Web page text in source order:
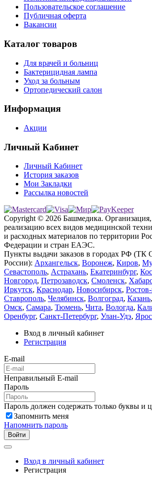
Пользовательское соглашение
Публичная оферта
Вакансии
Каталог товаров
Для врачей и больниц
Бактерицидная лампа
Уход за больным
Ортопедический салон
Информация
Акции
Личный Кабинет
Личный Кабинет
История заказов
Мои Закладки
Рассылка новостей
Copyright © 2026 Башмедика.
реализацию всех видов медицинской
и расходных материалов по территории
Федерации и стран ЕАЭС.
Пункты выдачи заказов в городах РФ
России): Архангельск, Воронеж, Киров,
Севастополь, Астрахань, Екатеринбург,
Новгород, Петрозаводск, Смоленск,
Иркутск, Краснодар, Новосибирск,
Ставрополь, Челябинск, Волгоград, Казань,
Омск, Самара, Тюмень, Чита, Вологда,
Оренбург, Санкт-Петербург, Улан-Удэ,
Вход в личный кабинет
Регистрация
E-mail
Неправильный E-mail
Пароль
Пароль должен содержать только буквы и
Запомнить меня
Напомнить пароль
Войти
Вход в личный кабинет
Регистрация